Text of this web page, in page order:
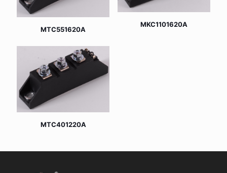
MTC551620A
MKC1101620A
MTC401220A